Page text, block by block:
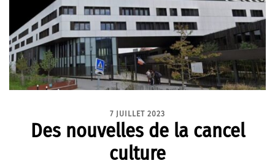
7 JUILLET 2023
Des nouvelles de la cancel
culture